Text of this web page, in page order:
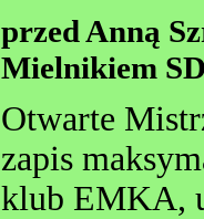
przed Anną
Mielnikiem
Otwarte
zapis
klub EMKA,